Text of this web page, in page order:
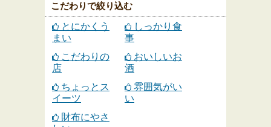
こだわりで絞り込む
とにかくう
まい
しっかり食
事
こだわりの
店
おいしいお
酒
ちょっとス
イーツ
雰囲気がい
い
財布にやさ